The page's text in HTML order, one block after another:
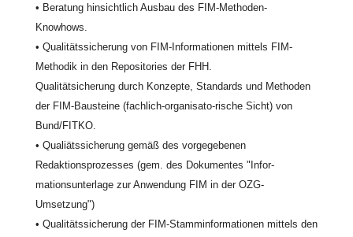
• Beratung hinsichtlich Ausbau des FIM-Methoden-
Knowhows.
• Qualitätssicherung von FIM-Informationen mittels FIM-
Methodik in den Repositories der FHH.
Qualitätsicherung durch Konzepte, Standards und Methoden
der FIM-Bausteine (fachlich-organisato-rische Sicht) von
Bund/FITKO.
• Qualiätssicherung gemäß des vorgegebenen
Redaktionsprozesses (gem. des Dokumentes "Infor-
mationsunterlage zur Anwendung FIM in der OZG-
Umsetzung")
• Qualitätssicherung der FIM-Stamminformationen mittels den